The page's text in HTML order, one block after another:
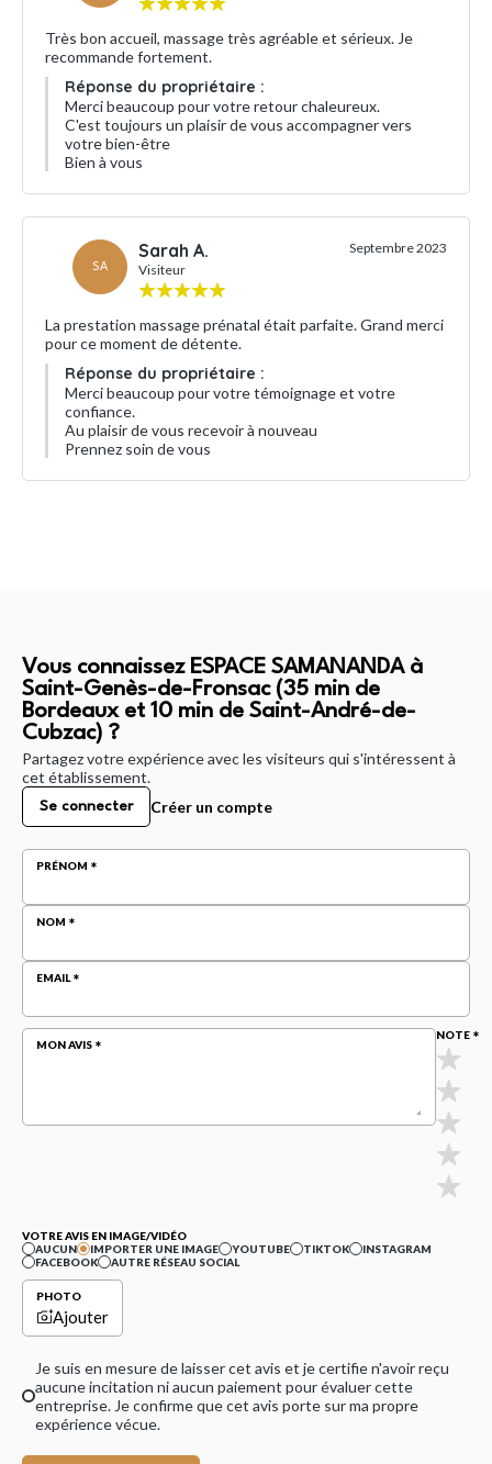
Très bon accueil, massage très agréable et sérieux. Je
recommande fortement.
Réponse du propriétaire :
Merci beaucoup pour votre retour chaleureux.
C'est toujours un plaisir de vous accompagner vers
votre bien-être
Bien à vous
SA
Sarah A.
Visiteur
Septembre 2023
La prestation massage prénatal était parfaite. Grand merci
pour ce moment de détente.
Réponse du propriétaire :
Merci beaucoup pour votre témoignage et votre
confiance.
Au plaisir de vous recevoir à nouveau
Prennez soin de vous
Vous connaissez ESPACE SAMANANDA à
Saint-Genès-de-Fronsac (35 min de
Bordeaux et 10 min de Saint-André-de-
Cubzac) ?
Partagez votre expérience avec les visiteurs qui s'intéressent à
cet établissement.
Se connecter Créer un compte
PRÉNOM
NOM
EMAIL
MON AVIS
NOTE
VOTRE AVIS EN IMAGE/VIDÉO
AUCUN
IMPORTER UNE IMAGE YOUTUBE TIKTOK
INSTAGRAM
FACEBOOK
AUTRE RÉSEAU SOCIAL
PHOTO
Ajouter
Je suis en mesure de laisser cet avis et je certifie n'avoir reçu
aucune incitation ni aucun paiement pour évaluer cette
entreprise. Je confirme que cet avis porte sur ma propre
expérience vécue.